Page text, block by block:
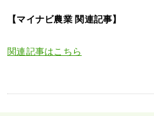
【マイナビ農業 関連記事】
関連記事はこちら